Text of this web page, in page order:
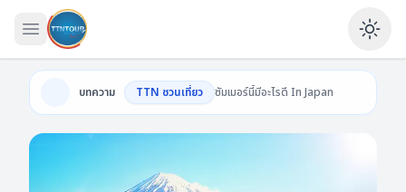
เปิดเมนู
บทความ TTN ชวนเที่ยว ซัมเมอร์นี้มีอะไรดี In Japan